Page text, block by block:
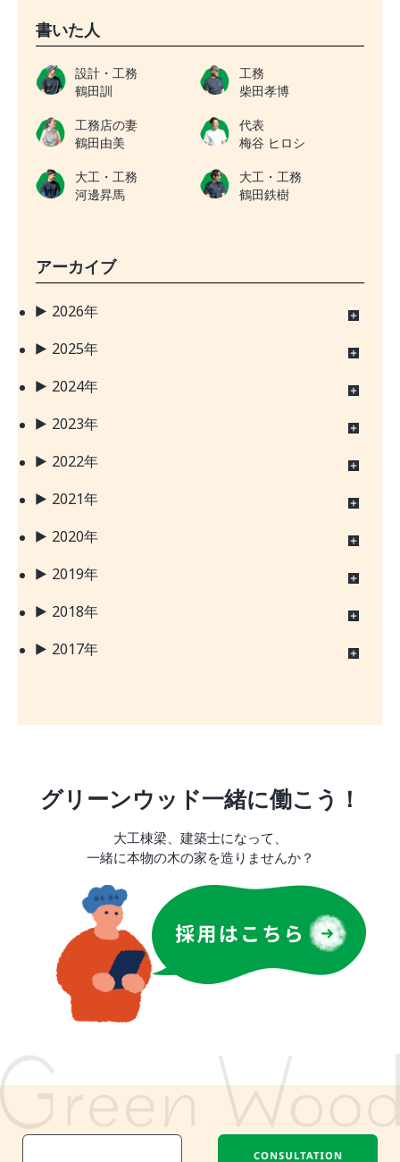
書いた人
設計・工務
鶴田訓
工務
柴田孝博
工務店の妻
鶴田由美
代表
梅谷 ヒロシ
大工・工務
河邊昇馬
大工・工務
鶴田鉄樹
アーカイブ
2026年
2025年
2024年
2023年
2022年
2021年
2020年
2019年
2018年
2017年
グリーンウッド一緒に働こう！
大工棟梁、建築士になって、
一緒に本物の木の家を造りませんか？